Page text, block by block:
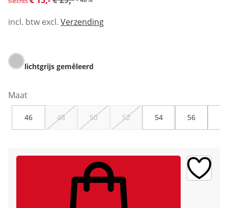
incl. btw excl. Verzending
lichtgrijs gemêleerd
Maat
46 48 50 52 54 56